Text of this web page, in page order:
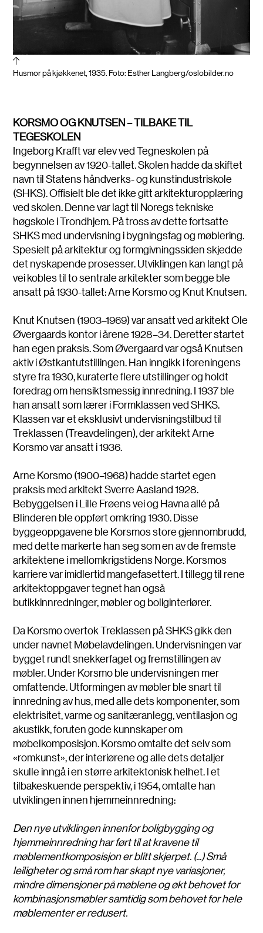
Husmor på kjøkkenet, 1935. Foto: Esther Langberg/oslobilder.no
KORSMO OG KNUTSEN – TILBAKE TIL
TEGESKOLEN
Ingeborg Krafft var elev ved Tegneskolen på
begynnelsen av 1920-tallet. Skolen hadde da skiftet
navn til Statens håndverks- og kunstindustriskole
(SHKS). Offisielt ble det ikke gitt arkitekturopplæring
ved skolen. Denne var lagt til Noregs tekniske
høgskole i Trondhjem. På tross av dette fortsatte
SHKS med undervisning i bygningsfag og møblering.
Spesielt på arkitektur og formgivningssiden skjedde
det nyskapende prosesser. Utviklingen kan langt på
vei kobles til to sentrale arkitekter som begge ble
ansatt på 1930-tallet: Arne Korsmo og Knut Knutsen.
Knut Knutsen (1903–1969) var ansatt ved arkitekt Ole
Øvergaards kontor i årene 1928–34. Deretter startet
han egen praksis. Som Øvergaard var også Knutsen
aktiv i Østkantutstillingen. Han inngikk i foreningens
styre fra 1930, kuraterte flere utstillinger og holdt
foredrag om hensiktsmessig innredning. I 1937 ble
han ansatt som lærer i Formklassen ved SHKS.
Klassen var et eksklusivt undervisningstilbud til
Treklassen (Treavdelingen), der arkitekt Arne
Korsmo var ansatt i 1936.
Arne Korsmo (1900–1968) hadde startet egen
praksis med arkitekt Sverre Aasland 1928.
Bebyggelsen i Lille Frøens vei og Havna allé på
Blinderen ble oppført omkring 1930. Disse
byggeoppgavene ble Korsmos store gjennombrudd,
med dette markerte han seg som en av de fremste
arkitektene i mellomkrigstidens Norge. Korsmos
karriere var imidlertid mangefasettert. I tillegg til rene
arkitektoppgaver tegnet han også
butikkinnredninger, møbler og boliginteriører.
Da Korsmo overtok Treklassen på SHKS gikk den
under navnet Møbelavdelingen. Undervisningen var
bygget rundt snekkerfaget og fremstillingen av
møbler. Under Korsmo ble undervisningen mer
omfattende. Utformingen av møbler ble snart til
innredning av hus, med alle dets komponenter, som
elektrisitet, varme og sanitæranlegg, ventilasjon og
akustikk, foruten gode kunnskaper om
møbelkomposisjon. Korsmo omtalte det selv som
«romkunst», der interiørene og alle dets detaljer
skulle inngå i en større arkitektonisk helhet. I et
tilbakeskuende perspektiv, i 1954, omtalte han
utviklingen innen hjemmeinnredning:
Den nye utviklingen innenfor boligbygging og
hjemmeinnredning har ført til at kravene til
møblementkomposisjon er blitt skjerpet. (...) Små
leiligheter og små rom har skapt nye variasjoner,
mindre dimensjoner på møblene og økt behovet for
kombinasjonsmøbler samtidig som behovet for hele
møblementer er redusert.